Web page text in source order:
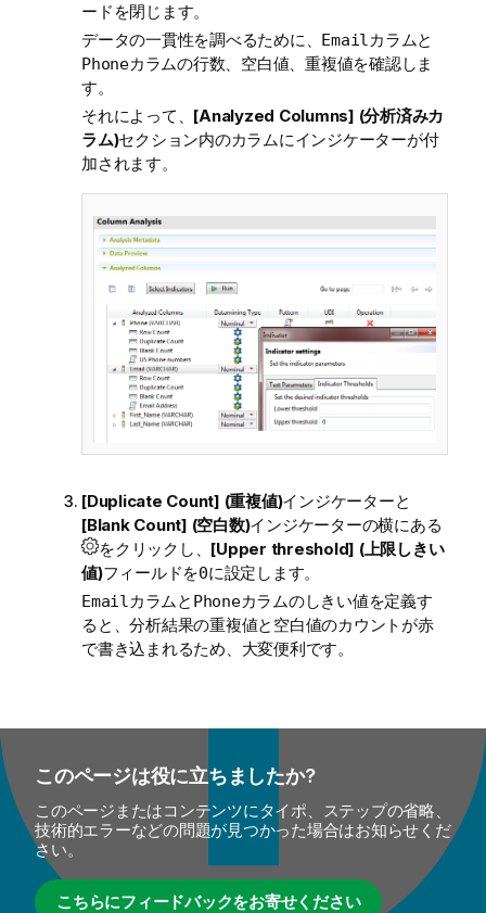
ードを閉じます。
データの一貫性を調べるために、 Emailカラムと
Phoneカラムの行数、空白値、重複値を確認しま
す。
それによって、 [Analyzed Columns] (分析済みカ
ラム)セクション内のカラムにインジケーターが付
加されます。
[Duplicate Count] (重複値)インジケーターと
[Blank Count] (空白数)インジケーターの横にある
をクリックし、 [Upper threshold] (上限しきい
値)フィールドを0に設定します。
Emailカラムと Phoneカラムのしきい値を定義す
ると、分析結果の重複値と空白値のカウントが赤
で書き込まれるため、大変便利です。
このページは役に立ちましたか?
このページまたはコンテンツにタイポ、ステップの省略、
技術的エラーなどの問題が見つかった場合はお知らせくだ
さい。
こちらにフィードバックをお寄せください